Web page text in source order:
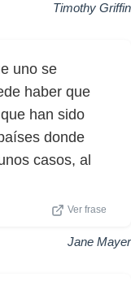
Timothy Griffin
uno se
haber que
han sido
donde
casos, al
Ver frase
Jane Mayer